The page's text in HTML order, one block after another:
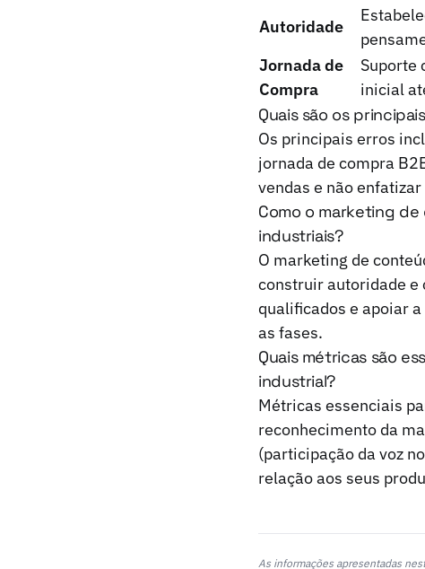
Autoridade
Jornada de
Compra
Suporte
inicial
Quais são os
Os principais erros
jornada de compra
vendas e não
Como o marketing
industriais?
O marketing de
construir autoridade e
qualificados e apoiar
as fases.
Quais métricas são
industrial?
Métricas essenciais
reconhecimento da
(participação da voz
relação aos seus
As informações apresentadas